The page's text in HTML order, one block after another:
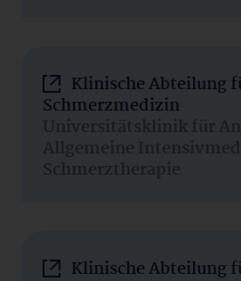
Klinische Abteilung
Schmerzmedizin
Universitätsklinik für
Allgemeine
Schmerztherapie
Klinische Abteilung